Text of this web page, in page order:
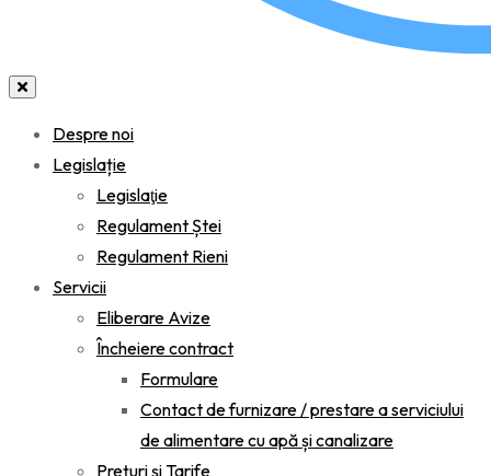
Despre noi
Legislație
Legislaţie
Regulament Ștei
Regulament Rieni
Servicii
Eliberare Avize
Încheiere contract
Formulare
Contact de furnizare / prestare a serviciului
de alimentare cu apă și canalizare
Prețuri și Tarife